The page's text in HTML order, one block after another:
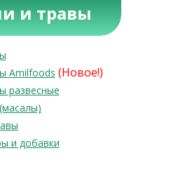
и травы
Amilfoods (Новое!)
развесные
и добавки